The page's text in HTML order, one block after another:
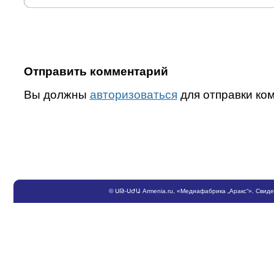
Отправить комментарий
Вы должны авторизоваться для отправки
©ՍԹ-ՍԺԱ Armenia.ru , «Медиафабрика „Аракс“».